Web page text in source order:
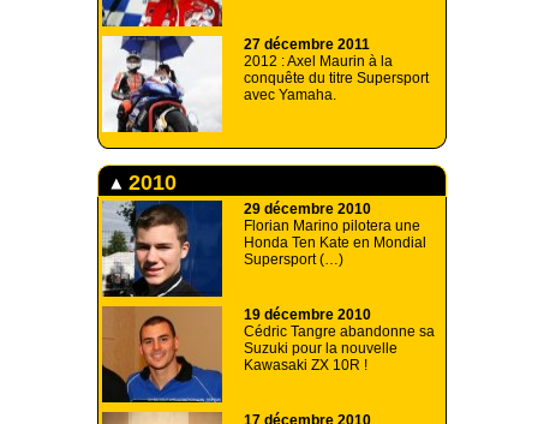
27 décembre 2011
2012 : Axel Maurin à la
conquête du titre Supersport
avec Yamaha.
2010
29 décembre 2010
Florian Marino pilotera une
Honda Ten Kate en Mondial
Supersport (…)
19 décembre 2010
Cédric Tangre abandonne sa
Suzuki pour la nouvelle
Kawasaki ZX 10R !
17 décembre 2010